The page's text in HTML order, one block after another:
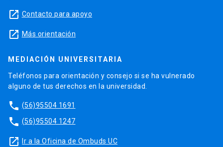
launch Contacto para apoyo
launch Más orientación
MEDIACIÓN UNIVERSITARIA
Teléfonos para orientación y consejo si se ha vulnerado
alguno de tus derechos en la universidad.
phone (56)95504 1691
phone (56)95504 1247
launch Ir a la Oficina de Ombuds UC